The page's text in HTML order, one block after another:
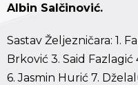
Albin Salčinović.
Sastav Željezničara: 1.
Brković 3. Said Fazlagić
6. Jasmin Hurić 7.